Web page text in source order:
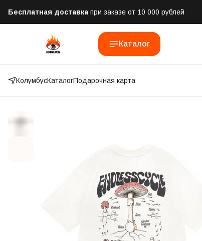
Бесплатная доставка при заказе от 10 000 рублей
Отправим заказ в течении часа после оформления
Каталог
КолумбусКаталогПодарочная карта